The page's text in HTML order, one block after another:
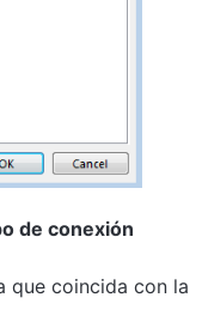
de conexión
que coincida con la